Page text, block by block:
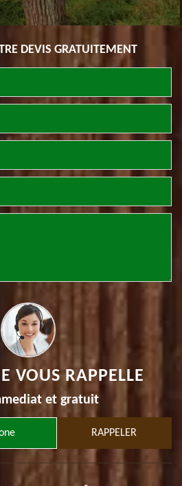
DEVIS GRATUITEMENT
VOUS RAPPELLE
et gratuit